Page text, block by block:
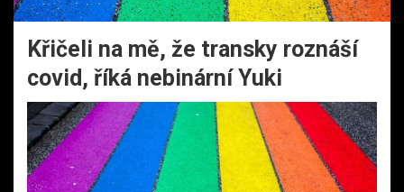
Křičeli na mě, že transky roznáší
covid, říká nebinární Yuki